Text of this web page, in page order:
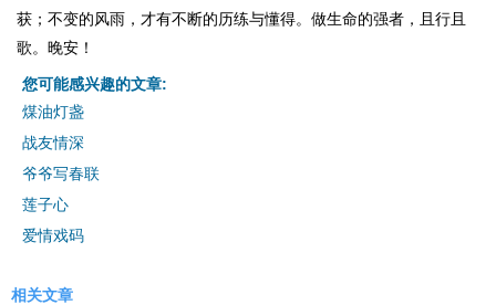
获；不变的风雨，才有不断的历练与懂得。做生命的强者，且行且
歌。晚安！
您可能感兴趣的文章:
煤油灯盏
战友情深
爷爷写春联
莲子心
爱情戏码
相关文章